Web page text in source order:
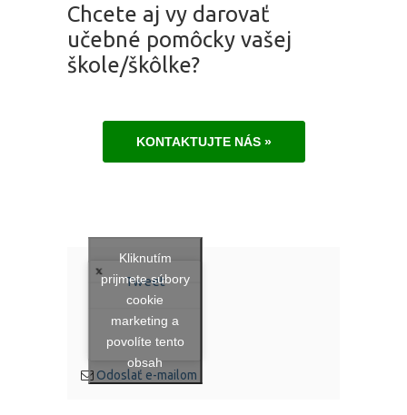
Chcete aj vy darovať
učebné pomôcky vašej
škole/škôlke?
KONTAKTUJTE NÁS »
Tweet
Kliknutím
prijmete súbory
cookie
marketing a
povolíte tento
obsah
Odoslať e-mailom